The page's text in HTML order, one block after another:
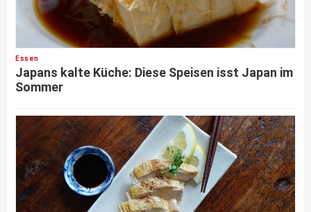
Essen
Japans kalte Küche: Diese Speisen isst Japan im
Sommer